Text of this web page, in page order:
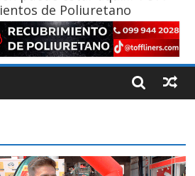
de Poliuretano